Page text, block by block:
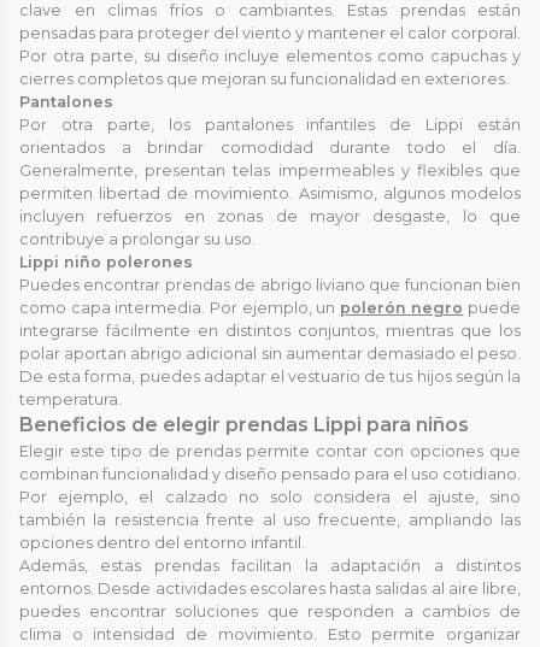
clave en climas fríos o cambiantes. Estas prendas están
pensadas para proteger del viento y mantener el calor corporal.
Por otra parte, su diseño incluye elementos como capuchas y
cierres completos que mejoran su funcionalidad en exteriores.
Pantalones
Por otra parte, los pantalones infantiles de Lippi están
orientados a brindar comodidad durante todo el día.
Generalmente, presentan telas impermeables y flexibles que
permiten libertad de movimiento. Asimismo, algunos modelos
incluyen refuerzos en zonas de mayor desgaste, lo que
contribuye a prolongar su uso.
Lippi niño polerones
Puedes encontrar prendas de abrigo liviano que funcionan bien
como capa intermedia. Por ejemplo, un polerón negro puede
integrarse fácilmente en distintos conjuntos, mientras que los
polar aportan abrigo adicional sin aumentar demasiado el peso.
De esta forma, puedes adaptar el vestuario de tus hijos según la
temperatura.
Beneficios de elegir prendas Lippi para niños
Elegir este tipo de prendas permite contar con opciones que
combinan funcionalidad y diseño pensado para el uso cotidiano.
Por ejemplo, el calzado no solo considera el ajuste, sino
también la resistencia frente al uso frecuente, ampliando las
opciones dentro del entorno infantil.
Además, estas prendas facilitan la adaptación a distintos
entornos. Desde actividades escolares hasta salidas al aire libre,
puedes encontrar soluciones que responden a cambios de
clima o intensidad de movimiento. Esto permite organizar